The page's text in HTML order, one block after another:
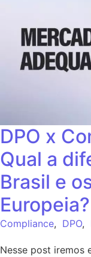
DPO x
Qual a
Brasil e
Europeia?
Compliance, DPO,
Nesse post iremos